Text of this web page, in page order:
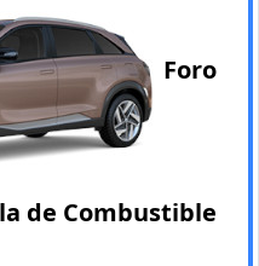
Foro
de Combustible